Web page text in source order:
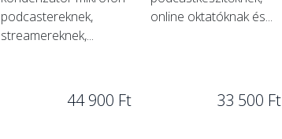
podcastereknek,
streamereknek,...
44 900 Ft
online oktatóknak és...
33 500 Ft